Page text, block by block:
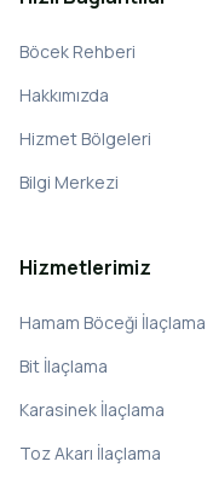
Böcek Rehberi
Hakkımızda
Hizmet Bölgeleri
Bilgi Merkezi
Hizmetlerimiz
Hamam Böceği İlaçlama
Bit İlaçlama
Karasinek İlaçlama
Toz Akarı İlaçlama